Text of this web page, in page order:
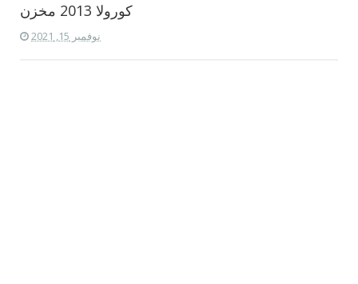
كورولا 2013 مخزن
نوفمبر 15, 2021